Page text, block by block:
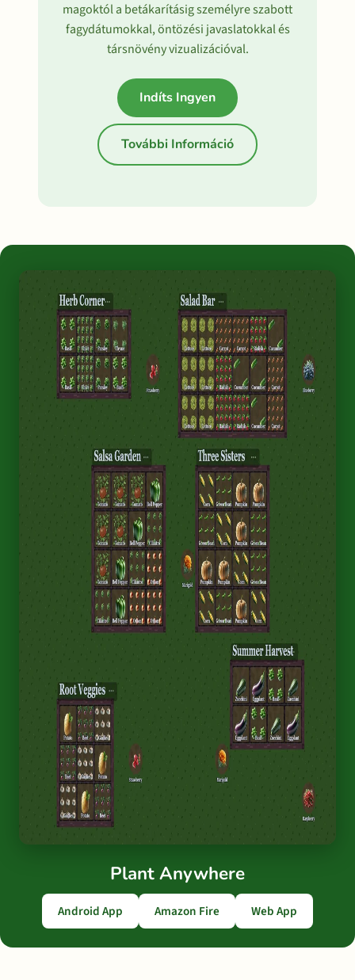
magoktól a betákarításig személyre szabott
fagydátumokkal, öntözési javaslatokkal és
társnövény vizualizációval.
Indíts Ingyen
További Információ
Plant Anywhere
Android App Amazon Fire Web App